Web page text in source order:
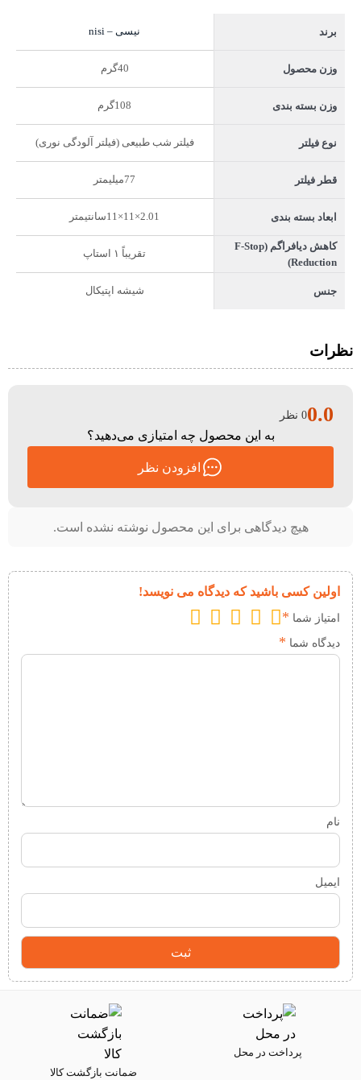
برند نیسی – nisi
وزن محصول 40گرم
وزن بسته بندی 108گرم
نوع فیلتر فیلتر شب طبیعی (فیلتر آلودگی نوری)
قطر فیلتر 77میلیمتر
ابعاد بسته بندی 2.01×11×11سانتیمتر
کاهش دیافراگم (F-Stop
Reduction)
تقریباً ۱ استاپ
جنس شیشه اپتیکال
نظرات
هیچ دیدگاهی برای این محصول نوشته نشده است.
اولین کسی باشید که دیدگاه می نویسد!
امتیاز شما *
دیدگاه شما *
نام
ایمیل
0.00 نظر
به این محصول چه امتیازی می‌دهید؟
افزودن نظر
پرداخت در محل
ضمانت بازگشت کالا